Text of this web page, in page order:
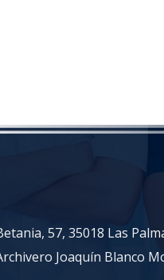
57, 35018 Las
Joaquín Blanco